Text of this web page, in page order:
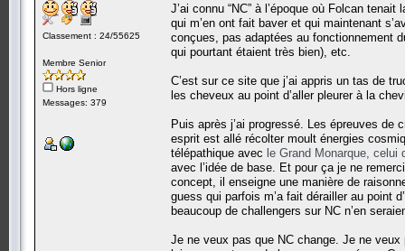
Classement : 24/55625
Membre Senior
Hors ligne
Messages: 379
J’ai connu “NC” à l’époque où Folcan
qui m’en ont fait baver et qui maintenant
conçues, pas adaptées au fonctionnement
qui pourtant étaient très bien), etc.
C’est sur ce site que j’ai appris un tas de
les cheveux au point d’aller pleurer à la
Puis après j’ai progressé. Les épreuves de
esprit est allé récolter moult énergies
télépathique avec le Grand Monarque, celui
avec l’idée de base. Et pour ça je ne
concept, il enseigne une manière de
guess qui parfois m’a fait dérailler au point
beaucoup de challengers sur NC n’en
Je ne veux pas que NC change. Je ne